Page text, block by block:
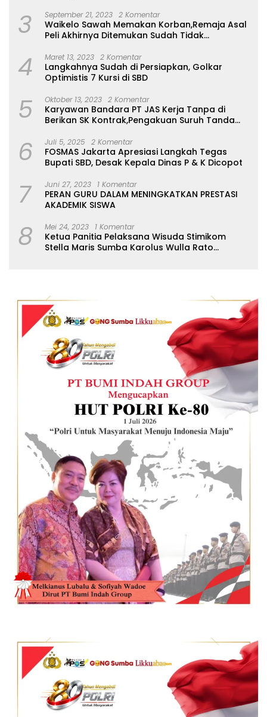
3 September 21, 2023 2 Komentar
Waikelo Sawah Memakan Korban,Remaja Asal
Peli Akhirnya Ditemukan Sudah Tidak
4 Maret 13, 2023 2 Komentar
Langkahnya Sudah di Persiapkan, Golkar
Optimistis 7 Kursi di SBD
5 Oktober 13, 2023 2 Komentar
Karyawan Bandara PT JAS Kerja Tanpa di
Berikan SK Kontrak,Pengakuan Suruh Tanda
6 Juli 5, 2025 2 Komentar
FOSMAS Jakarta Apresiasi Langkah Tegas
Bupati SBD, Desak Kepala Dinas P & K Dicopot
7 Juni 27, 2023 1 Komentar
PERAN GURU DALAM MENINGKATKAN PRESTASI
AKADEMIK SISWA
8 Mei 24, 2023 1 Komentar
Ketua Panitia Pelaksana Wisuda Stimikom
Stella Maris Sumba Karolus Wulla Rato